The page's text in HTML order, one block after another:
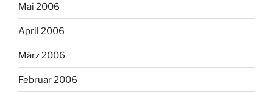
Mai 2006
April 2006
März 2006
Februar 2006